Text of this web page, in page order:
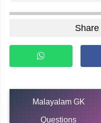
Malayalam GK
Questions